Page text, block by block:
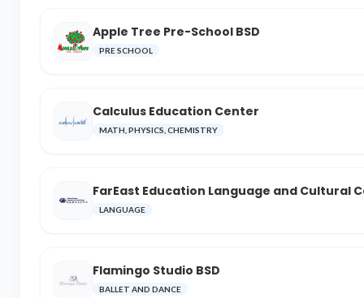
Apple Tree Pre-School BSD
PRE SCHOOL
Calculus Education Center
MATH, PHYSICS, CHEMISTRY
FarEast Education Language and Cultural
LANGUAGE
Flamingo Studio BSD
BALLET AND DANCE